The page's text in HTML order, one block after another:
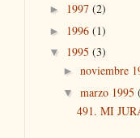
► 1997 (2)
► 1996 (1)
▼ 1995 (3)
► noviembre
▼ marzo 1995
491. MI